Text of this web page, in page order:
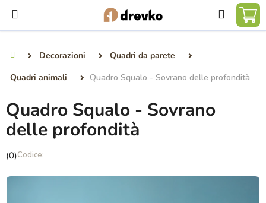
contenuto
Ricerca
Decorazioni
Quadri da parete
Quadri animali
Quadro Squalo - Sovrano delle profondità
Quadro Squalo - Sovrano
delle profondità
La
media
(0)